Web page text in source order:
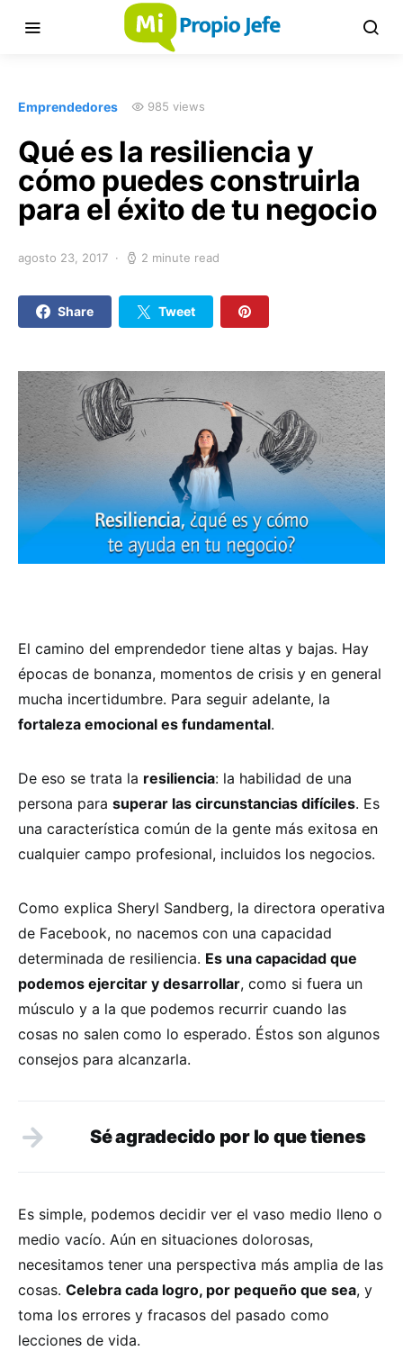
Emprendedores 985 views
Qué es la resiliencia y
cómo puedes construirla
para el éxito de tu negocio
agosto 23, 2017 2 minute read
Share Tweet
El camino del emprendedor tiene altas y bajas. Hay
épocas de bonanza, momentos de crisis y en general
mucha incertidumbre. Para seguir adelante, la
fortaleza emocional es fundamental.
De eso se trata la resiliencia: la habilidad de una
persona para superar las circunstancias difíciles. Es
una característica común de la gente más exitosa en
cualquier campo profesional, incluidos los negocios.
Como explica Sheryl Sandberg, la directora operativa
de Facebook, no nacemos con una capacidad
determinada de resiliencia. Es una capacidad que
podemos ejercitar y desarrollar, como si fuera un
músculo y a la que podemos recurrir cuando las
cosas no salen como lo esperado. Éstos son algunos
consejos para alcanzarla.
Sé agradecido por lo que tienes
Es simple, podemos decidir ver el vaso medio lleno o
medio vacío. Aún en situaciones dolorosas,
necesitamos tener una perspectiva más amplia de las
cosas. Celebra cada logro, por pequeño que sea, y
toma los errores y fracasos del pasado como
lecciones de vida.